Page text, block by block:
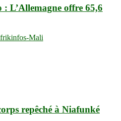
L’Allemagne offre 65,6
Mali
repêché à Niafunké